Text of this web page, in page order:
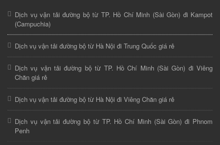
Dịch vụ vận tải đường bộ từ TP. Hồ Chí Minh (Sài Gòn) đi Kampot
(Campuchia)
Dịch vụ vận tải đường bộ từ Hà Nội đi Trung Quốc giá rẻ
Dịch vụ vận tải đường bộ từ TP. Hồ Chí Minh (Sài Gòn) đi Viêng
Chăn giá rẻ
Dịch vụ vận tải đường bộ từ Hà Nội đi Viêng Chăn giá rẻ
Dịch vụ vận tải đường bộ từ TP. Hồ Chí Minh (Sài Gòn) đi Phnom
Penh